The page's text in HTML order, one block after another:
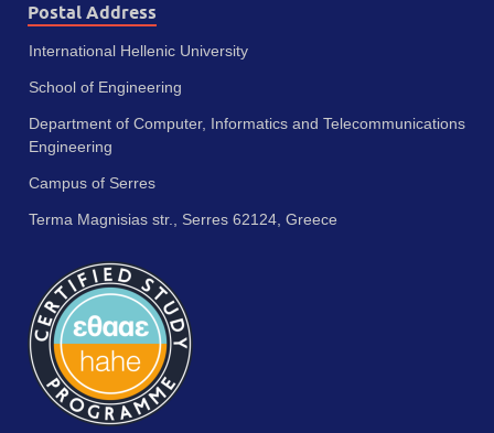
Postal Address
International Hellenic University
School of Engineering
Department of Computer, Informatics and Telecommunications
Engineering
Campus of Serres
Terma Magnisias str., Serres 62124, Greece